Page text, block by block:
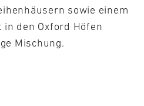
sowie einem
den Oxford Höfen
Mischung.